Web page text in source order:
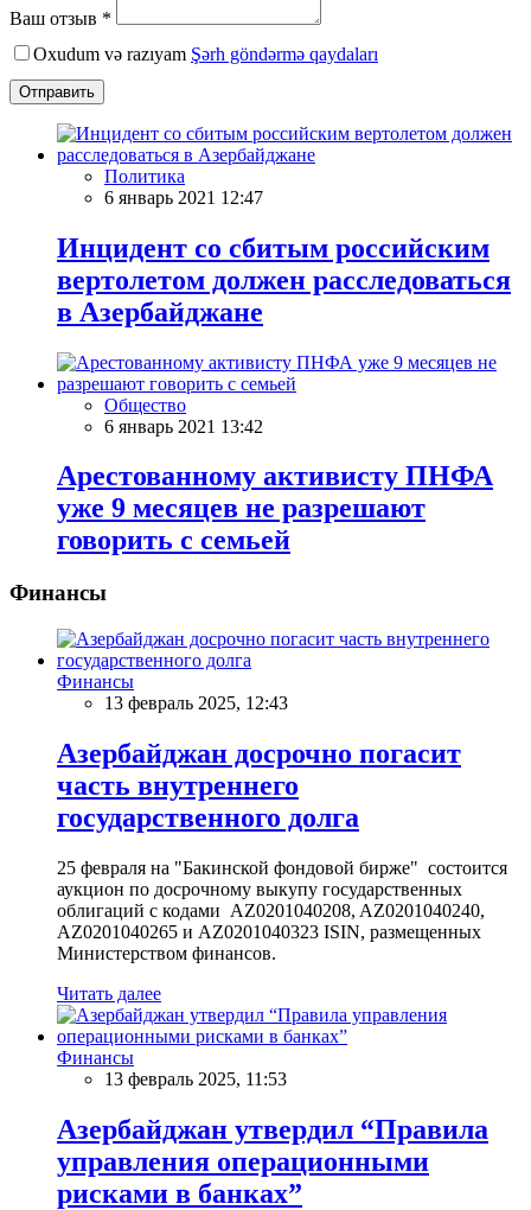
Ваш отзыв *
Oxudum və razıyam Şərh göndərmə qaydaları
Отправить
Политика
6 январь 2021 12:47
Инцидент со сбитым российским
вертолетом должен расследоваться
в Азербайджане
Общество
6 январь 2021 13:42
Арестованному активисту ПНФА
уже 9 месяцев не разрешают
говорить с семьей
Финансы
Финансы
13 февраль 2025, 12:43
Азербайджан досрочно погасит
часть внутреннего
государственного долга
25 февраля на "Бакинской фондовой бирже" состоится
аукцион по досрочному выкупу государственных
облигаций с кодами AZ0201040208, AZ0201040240,
AZ0201040265 и AZ0201040323 ISIN, размещенных
Министерством финансов.
Читать далее
Финансы
13 февраль 2025, 11:53
Азербайджан утвердил “Правила
управления операционными
рисками в банках”